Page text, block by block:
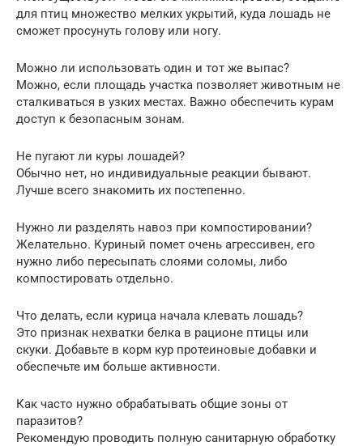
для птиц множество мелких укрытий, куда лошадь не
сможет просунуть голову или ногу.
Можно ли использовать один и тот же выпас?
Можно, если площадь участка позволяет животным не
сталкиваться в узких местах. Важно обеспечить курам
доступ к безопасным зонам.
Не пугают ли куры лошадей?
Обычно нет, но индивидуальные реакции бывают.
Лучше всего знакомить их постепенно.
Нужно ли разделять навоз при компостировании?
Желательно. Куриный помет очень агрессивен, его
нужно либо пересыпать слоями соломы, либо
компостировать отдельно.
Что делать, если курица начала клевать лошадь?
Это признак нехватки белка в рационе птицы или
скуки. Добавьте в корм кур протеиновые добавки и
обеспечьте им больше активности.
Как часто нужно обрабатывать общие зоны от
паразитов?
Рекомендую проводить полную санитарную обработку